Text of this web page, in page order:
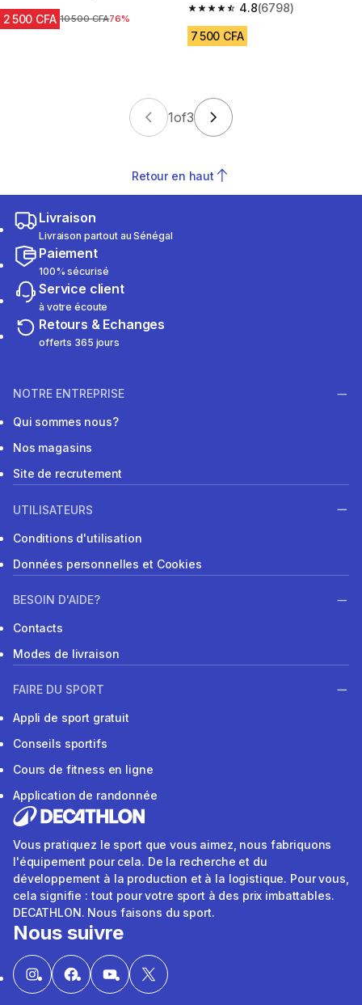
31.8 / 34.9 MM COLLIER HAUT
FD-M30
2 500 CFA Prix avant réduction
10 500 CFA76%
4.8
4.8 out of 5 stars from 6798
(6798)
7 500 CFA
1of3
Retour en haut
Livraison
Livraison partout au Sénégal
Paiement
100% sécurisé
Service client
à votre écoute
Retours & Echanges
offerts 365 jours
NOTRE ENTREPRISE
Qui sommes nous?
Nos magasins
Site de recrutement
UTILISATEURS
Conditions d'utilisation
Données personnelles et Cookies
BESOIN D'AIDE?
Contacts
Modes de livraison
FAIRE DU SPORT
Appli de sport gratuit
Conseils sportifs
Cours de fitness en ligne
Application de randonnée
Vous pratiquez le sport que vous aimez, nous fabriquons
l'équipement pour cela. De la recherche et du
développement à la production et à la logistique. Pour vous,
cela signifie : tout pour votre sport à des prix imbattables.
DECATHLON. Nous faisons du sport.
Nous suivre